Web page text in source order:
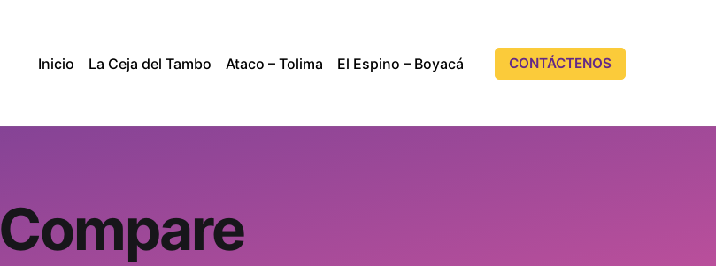
Inicio La Ceja del Tambo Ataco – Tolima El Espino – Boyacá CONTÁCTENOS
Compare